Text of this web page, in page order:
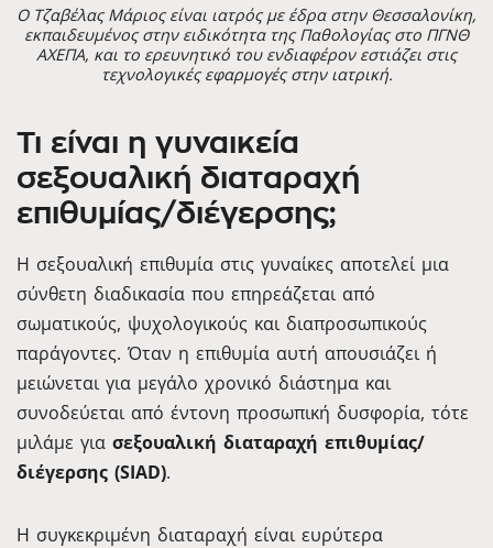
Ο Τζαβέλας Μάριος είναι ιατρός με έδρα στην Θεσσαλονίκη,
εκπαιδευμένος στην ειδικότητα της Παθολογίας στο ΠΓΝΘ
ΑΧΕΠΑ, και το ερευνητικό του ενδιαφέρον εστιάζει στις
τεχνολογικές εφαρμογές στην ιατρική.
Τι είναι η γυναικεία
σεξουαλική διαταραχή
επιθυμίας/διέγερσης;
Η σεξουαλική επιθυμία στις γυναίκες αποτελεί μια
σύνθετη διαδικασία που επηρεάζεται από
σωματικούς, ψυχολογικούς και διαπροσωπικούς
παράγοντες. Όταν η επιθυμία αυτή απουσιάζει ή
μειώνεται για μεγάλο χρονικό διάστημα και
συνοδεύεται από έντονη προσωπική δυσφορία, τότε
μιλάμε για σεξουαλική διαταραχή επιθυμίας/
διέγερσης (SIAD).
Η συγκεκριμένη διαταραχή είναι ευρύτερα